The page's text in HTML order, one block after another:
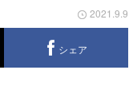
2021.9.9
シェア